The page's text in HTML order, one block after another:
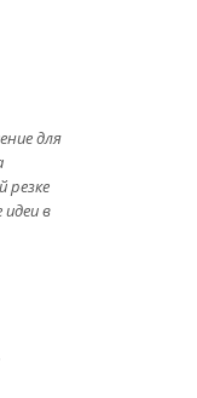
для
резке
в